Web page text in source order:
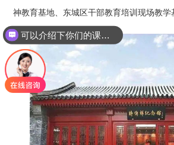
神教育基地、东城区干部教育培训现场教学